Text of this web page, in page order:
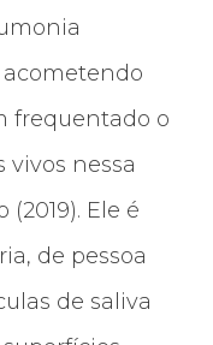
frequentado o
nessa
Ele é
de pessoa
de saliva